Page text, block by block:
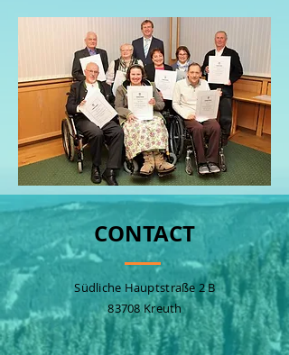
CONTACT
Südliche Hauptstraße 2 B
83708 Kreuth